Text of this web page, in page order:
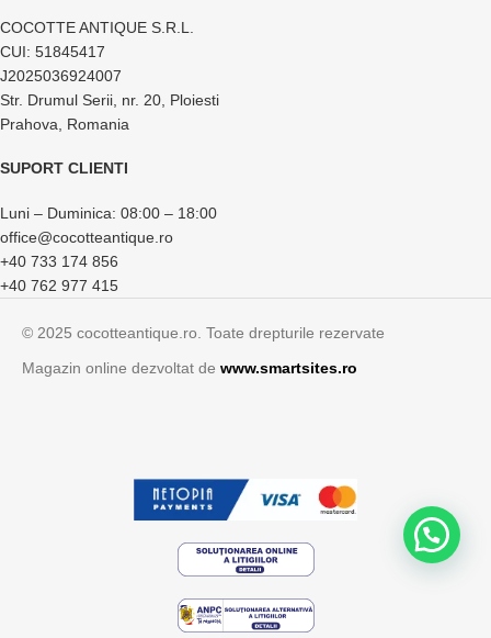
COCOTTE ANTIQUE S.R.L.
CUI: 51845417
J2025036924007
Str. Drumul Serii, nr. 20, Ploiesti
Prahova, Romania
SUPORT CLIENTI
Luni – Duminica: 08:00 – 18:00
office@cocotteantique.ro
+40 733 174 856
+40 762 977 415
© 2025 cocotteantique.ro. Toate drepturile rezervate
Magazin online dezvoltat de www.smartsites.ro